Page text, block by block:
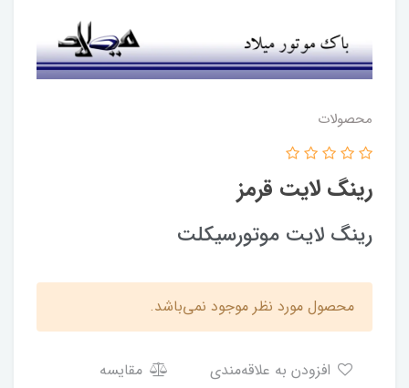
محصولات
رینگ لایت قرمز
رینگ لایت موتورسیکلت
محصول مورد نظر موجود نمی‌باشد.
مقایسه